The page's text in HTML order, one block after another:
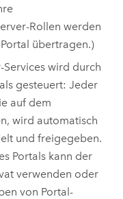
-Rollen werden
übertragen.)
-Services wird durch
gesteuert: Jeder
auf dem
wird automatisch
und freigegeben.
Portals kann der
verwenden oder
von Portal-